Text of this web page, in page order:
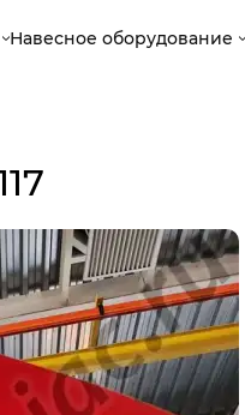
Навесное оборудование